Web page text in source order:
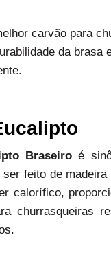
carvão para
da brasa
Braseiroé
feito de
calorífico,
churrasqueiras